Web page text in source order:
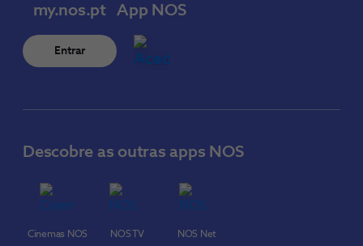
my.nos.pt
Entrar
App NOS
Descobre as outras apps NOS
Cinemas NOS NOS TV NOS Net